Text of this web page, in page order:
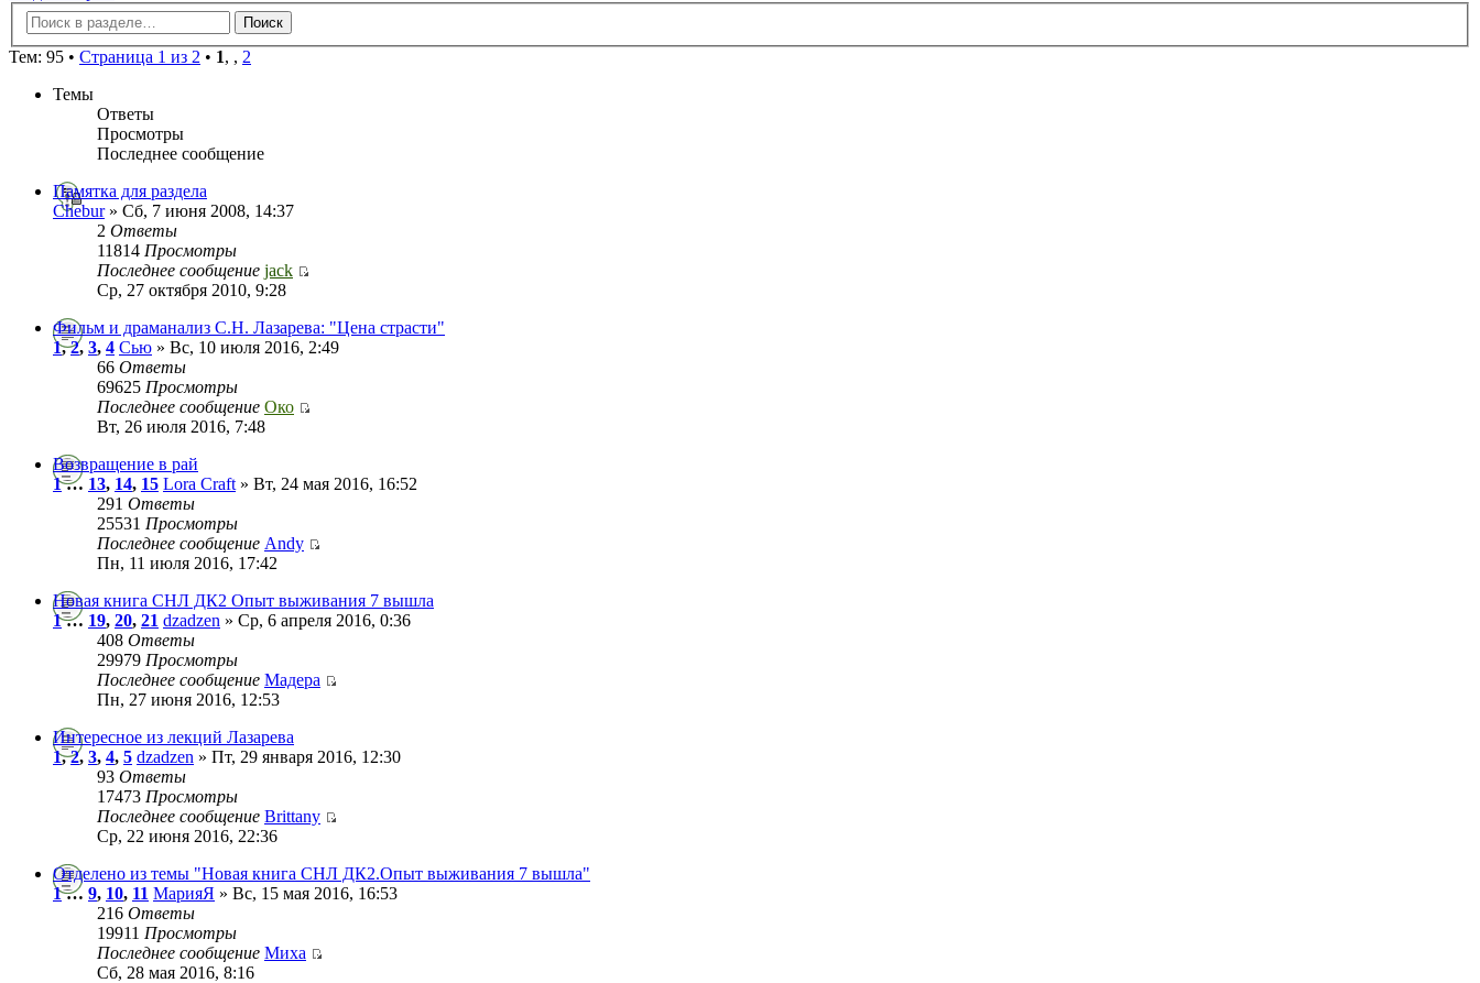
Тем: 95 • Страница 1 из 2 • 1, , 2
Темы
Ответы
Просмотры
Последнее сообщение
Памятка для раздела
Chebur» Сб, 7 июня 2008, 14:37
2 Ответы
11814 Просмотры
Последнее сообщение jack
Ср, 27 октября 2010, 9:28
Фильм и драманализ С.Н. Лазарева: "Цена страсти"
1,2, 3, 4 Сью » Вс, 10 июля 2016, 2:49
66 Ответы
69625 Просмотры
Последнее сообщение Око
Вт, 26 июля 2016, 7:48
Возвращение в рай
1… 13, 14, 15 Lora Craft » Вт, 24 мая 2016, 16:52
291 Ответы
25531 Просмотры
Последнее сообщение Andy
Пн, 11 июля 2016, 17:42
Новая книга СНЛ ДК2 Опыт выживания 7 вышла
1… 19, 20, 21 dzadzen » Ср, 6 апреля 2016, 0:36
408 Ответы
29979 Просмотры
Последнее сообщение Мадера
Пн, 27 июня 2016, 12:53
Интересное из лекций Лазарева
1,2, 3, 4, 5 dzadzen » Пт, 29 января 2016, 12:30
93 Ответы
17473 Просмотры
Последнее сообщение Brittany
Ср, 22 июня 2016, 22:36
Отделено из темы "Новая книга СНЛ ДК2.Опыт выживания 7 вышла"
1… 9, 10, 11 МарияЯ » Вс, 15 мая 2016, 16:53
216 Ответы
19911 Просмотры
Последнее сообщение Миха
Сб, 28 мая 2016, 8:16